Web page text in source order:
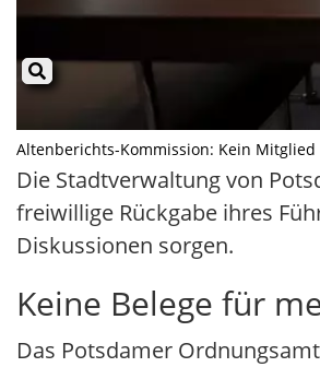
Altenberichts-Kommission: Kein
Die Stadtverwaltung von
freiwillige Rückgabe ihres
Diskussionen sorgen.
Keine Belege für
Das Potsdamer